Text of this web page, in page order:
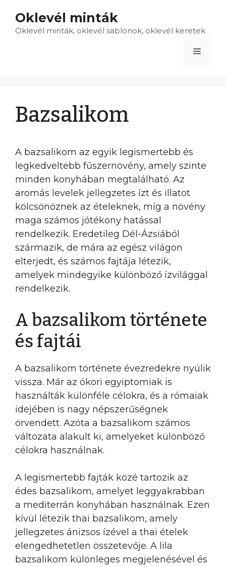
tartalomba
Oklevél minták
Oklevél minták, oklevél sablonok, oklevél keretek
Menü
Bazsalikom
A bazsalikom az egyik legismertebb és
legkedveltebb fűszernövény, amely szinte
minden konyhában megtalálható. Az
aromás levelek jellegzetes ízt és illatot
kölcsönöznek az ételeknek, míg a növény
maga számos jótékony hatással
rendelkezik. Eredetileg Dél-Ázsiából
származik, de mára az egész világon
elterjedt, és számos fajtája létezik,
amelyek mindegyike különböző ízvilággal
rendelkezik.
A bazsalikom története
és fajtái
A bazsalikom története évezredekre nyúlik
vissza. Már az ókori egyiptomiak is
használták különféle célokra, és a rómaiak
idejében is nagy népszerűségnek
örvendett. Azóta a bazsalikom számos
változata alakult ki, amelyeket különböző
célokra használnak.
A legismertebb fajták közé tartozik az
édes bazsalikom, amelyet leggyakrabban
a mediterrán konyhában használnak. Ezen
kívül létezik thai bazsalikom, amely
jellegzetes ánizsos ízével a thai ételek
elengedhetetlen összetevője. A lila
bazsalikom különleges megjelenésével és